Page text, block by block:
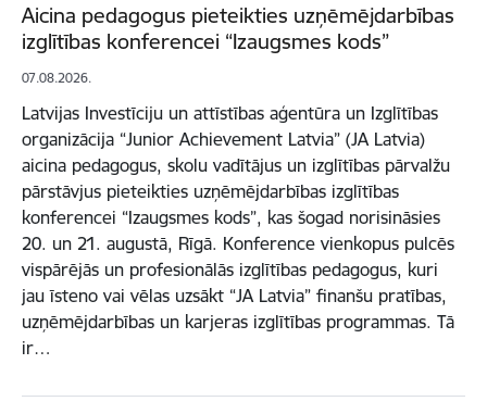
Aicina pedagogus pieteikties uzņēmējdarbības
izglītības konferencei “Izaugsmes kods”
07.08.2026.
Latvijas Investīciju un attīstības aģentūra un Izglītības
organizācija “Junior Achievement Latvia” (JA Latvia)
aicina pedagogus, skolu vadītājus un izglītības pārvalžu
pārstāvjus pieteikties uzņēmējdarbības izglītības
konferencei “Izaugsmes kods”, kas šogad norisināsies
20. un 21. augustā, Rīgā. Konference vienkopus pulcēs
vispārējās un profesionālās izglītības pedagogus, kuri
jau īsteno vai vēlas uzsākt “JA Latvia” finanšu pratības,
uzņēmējdarbības un karjeras izglītības programmas. Tā
ir…